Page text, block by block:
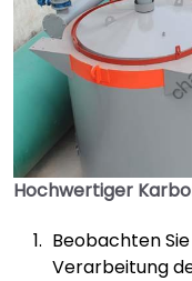
Hochwertiger
Beobachten
Verarbeitung